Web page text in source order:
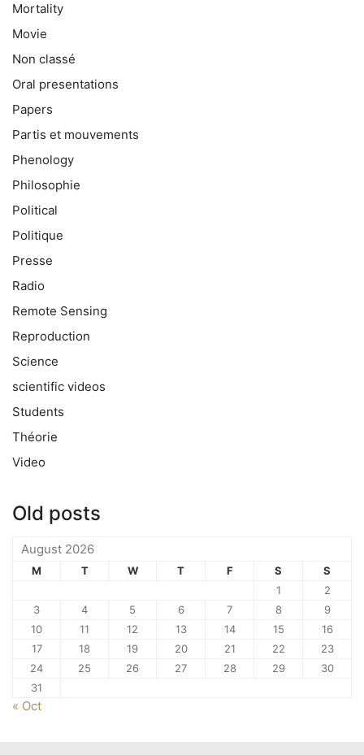
Mortality
Movie
Non classé
Oral presentations
Papers
Partis et mouvements
Phenology
Philosophie
Political
Politique
Presse
Radio
Remote Sensing
Reproduction
Science
scientific videos
Students
Théorie
Video
Old posts
August 2026
M T W T F S
S
1
2
3
4 5 6 7 8
9
10
11 12 13 14 15
16
17
18 19 20 21 22
23
24
25 26 27 28 29
30
31
« Oct